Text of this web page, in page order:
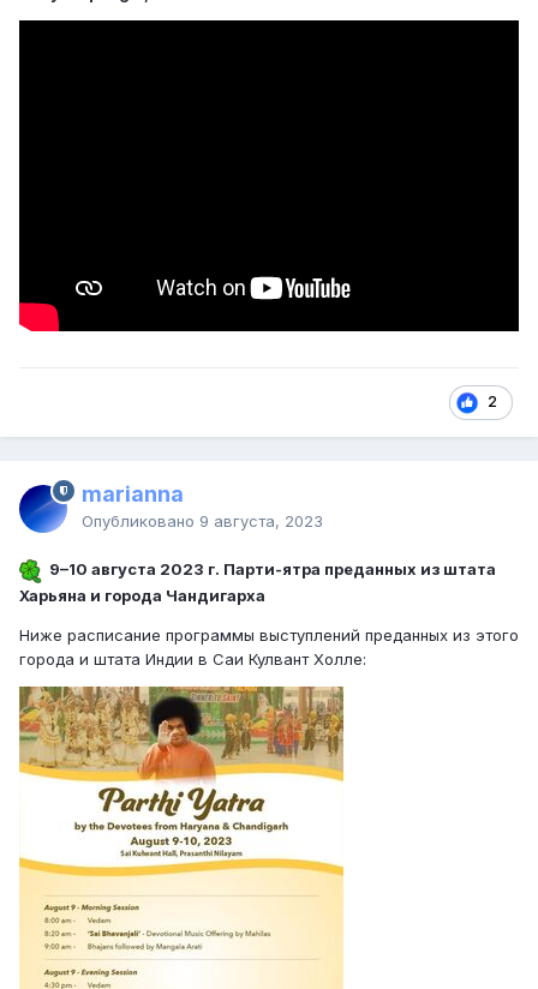
2
marianna
Опубликовано 9 августа, 2023
9–10 августа 2023 г. Парти-ятра преданных из штата
Харьяна и города Чандигарха
Ниже расписание программы выступлений преданных из этого
города и штата Индии в Саи Кулвант Холле: